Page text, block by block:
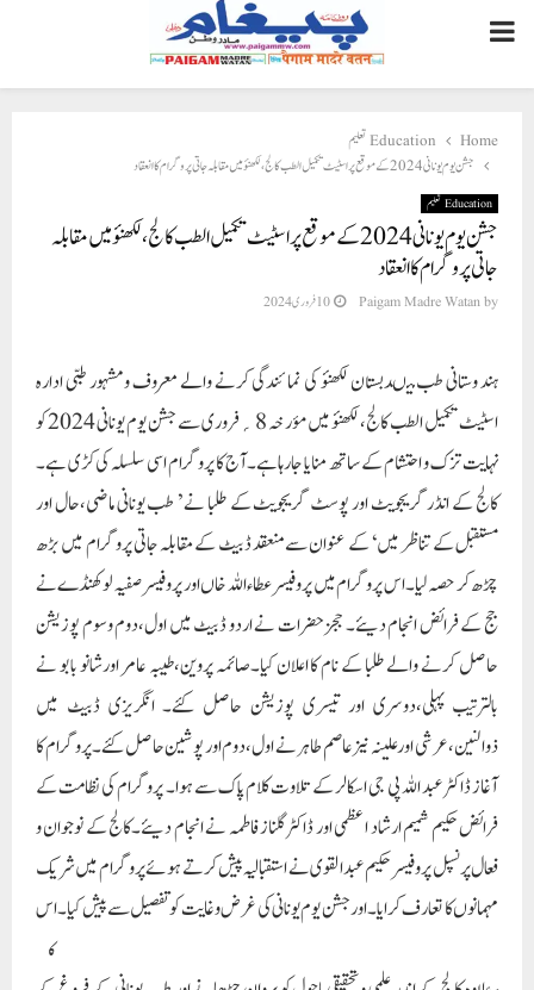
PRIMARY
MENU
Home
Education تعلیم
جشن یوم یونانی 2024 کے موقع پراسٹیٹ تکمیل الطب کالج،لکھنؤ میں مقابلہ جاتی پروگرام کا انعقاد
Education تعلیم
جشن یوم یونانی 2024 کے موقع پراسٹیٹ تکمیل الطب کالج،لکھنؤ میں مقابلہ
جاتی پروگرام کا انعقاد
by
Paigam Madre Watan 10 فروری 2024
ہند وستانی طب میںدبستان لکھنؤ کی نمائندگی کرنے والے معروف و مشہور طبی ادارہ
اسٹیٹ تکمیل الطب کالج، لکھنؤ میں مؤرخہ 8 ؍فروری سے جشن یوم یونانی 2024 کو
نہایت تزک و احتشام کے ساتھ منایا جارہا ہے۔آج کا پروگرام اسی سلسلہ کی کڑی ہے۔
کالج کے انڈر گریجویٹ اور پوسٹ گریجویٹ کے طلبا نے ’ طب یونانی ماضی،حال اور
مستقبل کے تناظر میں ‘ کے عنوان سے منعقد ڈبیٹ کے مقابلہ جاتی پروگرام میں بڑھ
چڑھ کر حصہ لیا۔اس پروگرام میں پروفیسر عطاء اللہ خاں اور پروفیسر صفیہ لوکھنڈے نے
جج کے فرائض انجام دیئے۔ ججز حضرات نے اردو ڈبیٹ میں اول،دوم وسوم پوزیشن
حاصل کرنے والے طلبا کے نام کا اعلان کیا۔صائمہ پروین،طیبہ عامر اورشانو بابو نے
بالترتیب پہلی،دوسری اور تیسری پوزیشن حاصل کئے۔ انگریزی ڈبیٹ میں
ذوالنین،عرشی اور علینہ نیز عاصم طاہر نے اول،دوم اور پوشین حاصل کئے۔ پروگرام کا
آغاز ڈاکٹر عبد اللہ پی جی اسکالر کے تلاوت کلام پاک سے ہوا۔ پروگرام کی نظامت کے
فرائض حکیم شمیم ارشاد اعظمی اور ڈاکٹر گلناز فاطمہ نے انجام دیئے۔کالج کے نوجوان و
فعال پرنسپل پروفیسر حکیم عبد القوی نے استقبالیہ پیش کرتے ہوئے پروگرام میں شریک
مہمانوں کا تعارف کرایا۔اور جشن یوم یونانی کی غرض و غایت کو تفصیل سے پیش کیا۔ اس
ک